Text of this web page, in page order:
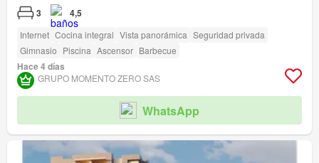
3 4,5
Internet Cocina integral Vista panorámica Seguridad privada
Gimnasio Piscina Ascensor Barbecue
Hace 4 días
GRUPO MOMENTO ZERO SAS
WhatsApp